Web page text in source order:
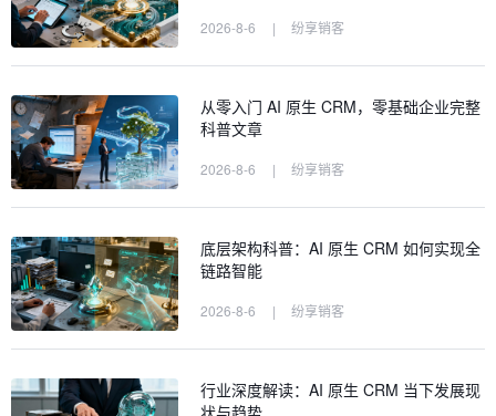
2026-8-6 | 纷享销客
从零入门 AI 原生 CRM，零基础企业完整
科普文章
2026-8-6 | 纷享销客
底层架构科普：AI 原生 CRM 如何实现全
链路智能
2026-8-6 | 纷享销客
行业深度解读：AI 原生 CRM 当下发展现